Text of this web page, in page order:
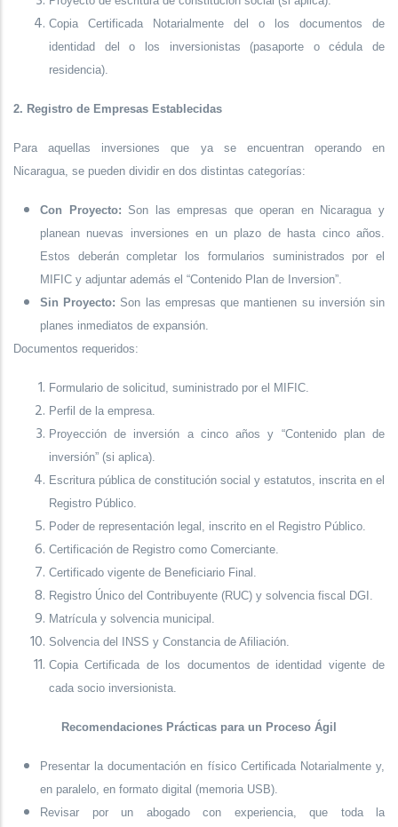
Copia Certificada Notarialmente del o los documentos de
identidad del o los inversionistas (pasaporte o cédula de
residencia).
2. Registro de Empresas Establecidas
Para aquellas inversiones que ya se encuentran operando en
Nicaragua, se pueden dividir en dos distintas categorías:
Con Proyecto: Son las empresas que operan en Nicaragua y
planean nuevas inversiones en un plazo de hasta cinco años.
Estos deberán completar los formularios suministrados por el
MIFIC y adjuntar además el “Contenido Plan de Inversion”.
Sin Proyecto: Son las empresas que mantienen su inversión sin
planes inmediatos de expansión.
Documentos requeridos:
Formulario de solicitud, suministrado por el MIFIC.
Perfil de la empresa.
Proyección de inversión a cinco años y “Contenido plan de
inversión” (si aplica).
Escritura pública de constitución social y estatutos, inscrita en el
Registro Público.
Poder de representación legal, inscrito en el Registro Público.
Certificación de Registro como Comerciante.
Certificado vigente de Beneficiario Final.
Registro Único del Contribuyente (RUC) y solvencia fiscal DGI.
Matrícula y solvencia municipal.
Solvencia del INSS y Constancia de Afiliación.
Copia Certificada de los documentos de identidad vigente de
cada socio inversionista.
Recomendaciones Prácticas para un Proceso Ágil
Presentar la documentación en físico Certificada Notarialmente y,
en paralelo, en formato digital (memoria USB).
Revisar por un abogado con experiencia, que toda la